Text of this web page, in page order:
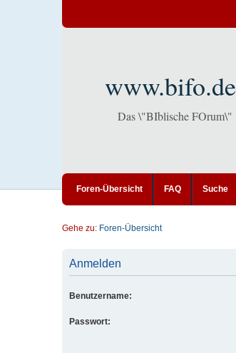
www.bifo.de
Das \"BIblische FOrum\"
Foren-Übersicht FAQ Suche
Gehe zu: Foren-Übersicht
Anmelden
Benutzername:
Passwort: